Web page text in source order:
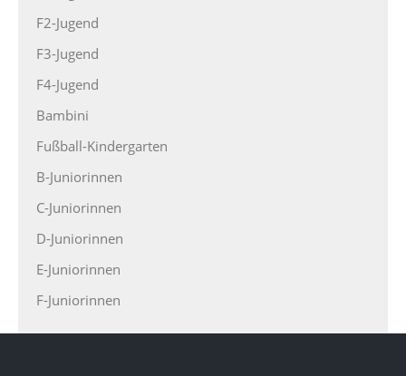
F2-Jugend
F3-Jugend
F4-Jugend
Bambini
Fußball-Kindergarten
B-Juniorinnen
C-Juniorinnen
D-Juniorinnen
E-Juniorinnen
F-Juniorinnen